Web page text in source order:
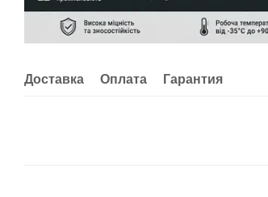
Доставка Оплата Гарантия